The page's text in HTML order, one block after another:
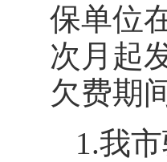
保单位
次月起
欠费期
1.我